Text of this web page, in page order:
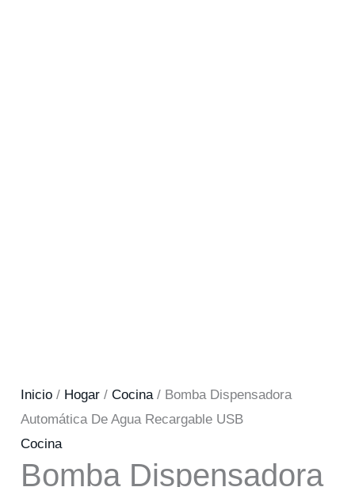
Inicio / Hogar /Cocina / Bomba Dispensadora
Automática De Agua Recargable USB
Cocina
Bomba Dispensadora